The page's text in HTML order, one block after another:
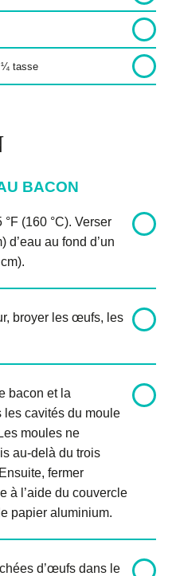
¼ tasse
BACON
(160 °C). Verser
au fond d’un
broyer les œufs, les
bacon et la
les cavités du moule
moules ne
au-delà du trois
fermer
à l’aide du couvercle
papier aluminium.
d’œufs dans le